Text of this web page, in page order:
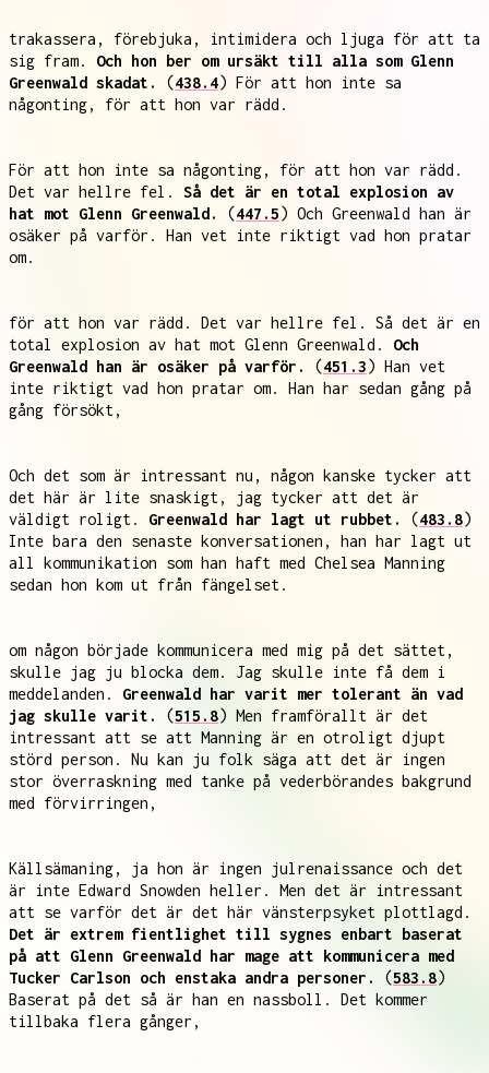
trakassera, förebjuka, intimidera och ljuga för att ta
sig fram. Och hon ber om ursäkt till alla som Glenn
Greenwald skadat.
(438.4) För att hon inte sa
någonting, för att hon var rädd.
För att hon inte sa någonting, för att hon var rädd.
Det var hellre fel. Så det är en total explosion av
hat mot Glenn Greenwald.
(447.5) Och Greenwald han är
osäker på varför. Han vet inte riktigt vad hon pratar
om.
för att hon var rädd. Det var hellre fel. Så det är en
total explosion av hat mot Glenn Greenwald. Och
Greenwald han är osäker på varför.
(451.3) Han vet
inte riktigt vad hon pratar om. Han har sedan gång på
gång försökt,
Och det som är intressant nu, någon kanske tycker att
det här är lite snaskigt, jag tycker att det är
väldigt roligt. Greenwald har lagt ut rubbet. (483.8)
Inte bara den senaste konversationen, han har lagt ut
all kommunikation som han haft med Chelsea Manning
sedan hon kom ut från fängelset.
om någon började kommunicera med mig på det sättet,
skulle jag ju blocka dem. Jag skulle inte få dem i
meddelanden. Greenwald har varit mer tolerant än vad
jag skulle varit.
(515.8) Men framförallt är det
intressant att se att Manning är en otroligt djupt
störd person. Nu kan ju folk säga att det är ingen
stor överraskning med tanke på vederbörandes bakgrund
med förvirringen,
Källsämaning, ja hon är ingen julrenaissance och det
är inte Edward Snowden heller. Men det är intressant
att se varför det är det här vänsterpsyket plottlagd.
Det är extrem fientlighet till sygnes enbart baserat
på att Glenn Greenwald har mage att kommunicera med
Tucker Carlson och enstaka andra personer.
(583.8)
Baserat på det så är han en nassboll. Det kommer
tillbaka flera gånger,